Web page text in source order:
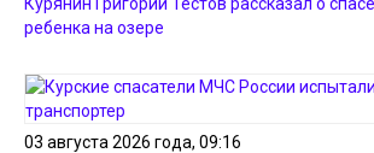
ребенка на озере
03 августа 2026 года, 09:16